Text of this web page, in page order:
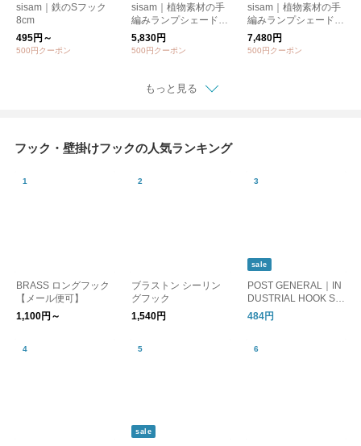
sisam｜鉄のSフック
8cm
495円～
500円クーポン
sisam｜植物素材の手
編みランプシェード
スクリューライトタイ
プ【天然素材】【ギフ
トおすすめ】/ミニア
ーライトタイプ
5,830円
500円クーポン
sisam｜植物素材の手
編みランプシェード
スタンドタイプ【天然
素材】【ギフトおすす
め】/ミニアバカボー
7,480円
500円クーポン
もっと見る
フック・壁掛けフックの人気ランキング
BRASS ロングフック
【メール便可】
1,100円～
ブラストン シーリン
グフック
1,540円
sale
POST GENERAL｜IN
DUSTRIAL HOOK ST
ANDARD -PACK2- /
インダストリアル フ
ックツー S字フック
484円
sale